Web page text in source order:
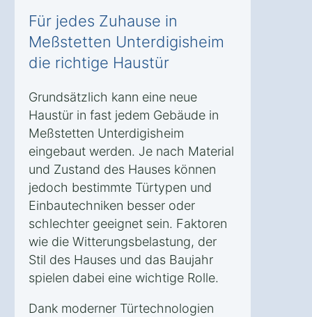
Für jedes Zuhause in
Meßstetten Unterdigisheim
die richtige Haustür
Grundsätzlich kann eine neue
Haustür in fast jedem Gebäude in
Meßstetten Unterdigisheim
eingebaut werden. Je nach Material
und Zustand des Hauses können
jedoch bestimmte Türtypen und
Einbautechniken besser oder
schlechter geeignet sein. Faktoren
wie die Witterungsbelastung, der
Stil des Hauses und das Baujahr
spielen dabei eine wichtige Rolle.
Dank moderner Türtechnologien